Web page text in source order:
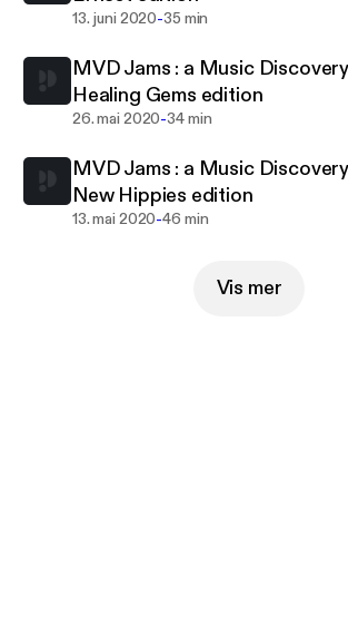
13. juni 2020-35 min
MVD Jams : a Music
Healing Gems edition
26. mai 2020-34 min
MVD Jams : a Music
New Hippies edition
13. mai 2020-46 min
Vis mer